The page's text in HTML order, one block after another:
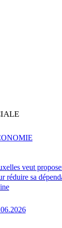
veut
réduire sa